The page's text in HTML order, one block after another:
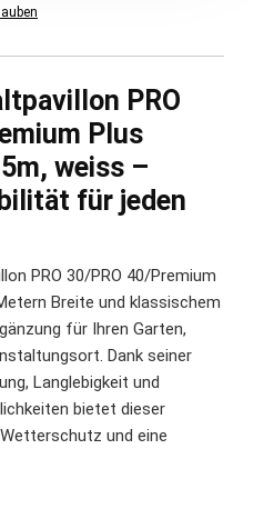
PRO
Plus
weiss –
für jeden
PRO 30/PRO 40/Premium
Breite und klassischem
für Ihren Garten,
Dank seiner
Langlebigkeit und
bietet dieser
und eine